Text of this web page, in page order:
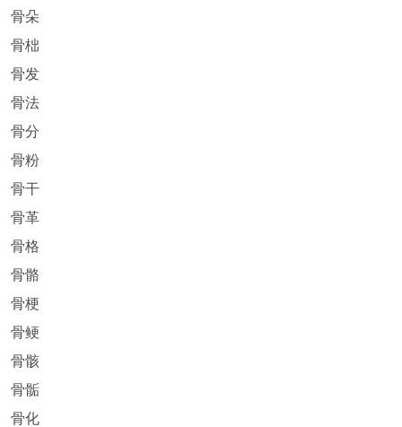
骨朵
骨柮
骨发
骨法
骨分
骨粉
骨干
骨革
骨格
骨骼
骨梗
骨鲠
骨骸
骨骺
骨化